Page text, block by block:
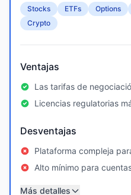
Stocks ETFs Options
Crypto
Ventajas
Las tarifas de
Licencias regulatorias
Desventajas
Plataforma compleja
Alto mínimo para
Más detalles